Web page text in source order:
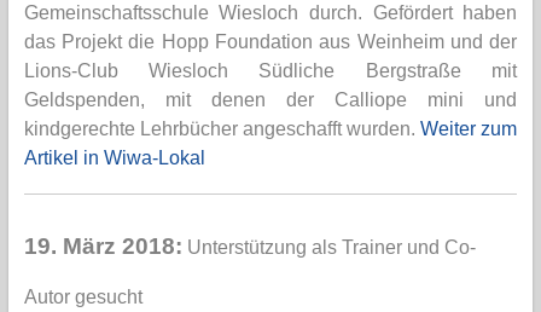
Gemeinschaftsschule Wiesloch durch. Gefördert haben
das Projekt die Hopp Foundation aus Weinheim und der
Lions-Club Wiesloch Südliche Bergstraße mit
Geldspenden, mit denen der Calliope mini und
kindgerechte Lehrbücher angeschafft wurden.Weiter zum
Artikel in Wiwa-Lokal
19. März 2018: Unterstützung als Trainer und Co-
Autor gesucht